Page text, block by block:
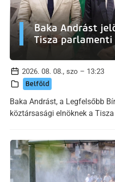
Baka Andrást
Tisza
2026. 08. 08., szo – 13:23
Belföld
Baka Andrást, a Legfelsőbb
köztársasági elnöknek a